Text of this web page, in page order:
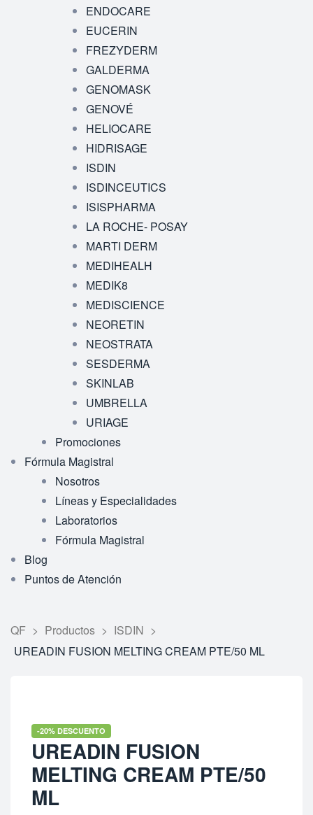
ENDOCARE
EUCERIN
FREZYDERM
GALDERMA
GENOMASK
GENOVÉ
HELIOCARE
HIDRISAGE
ISDIN
ISDINCEUTICS
ISISPHARMA
LA ROCHE- POSAY
MARTI DERM
MEDIHEALH
MEDIK8
MEDISCIENCE
NEORETIN
NEOSTRATA
SESDERMA
SKINLAB
UMBRELLA
URIAGE
Promociones
Fórmula Magistral
Nosotros
Líneas y Especialidades
Laboratorios
Fórmula Magistral
Blog
Puntos de Atención
QF > Productos > ISDIN >
UREADIN FUSION MELTING CREAM PTE/50 ML
-20% DESCUENTO
UREADIN FUSION
MELTING CREAM PTE/50
ML